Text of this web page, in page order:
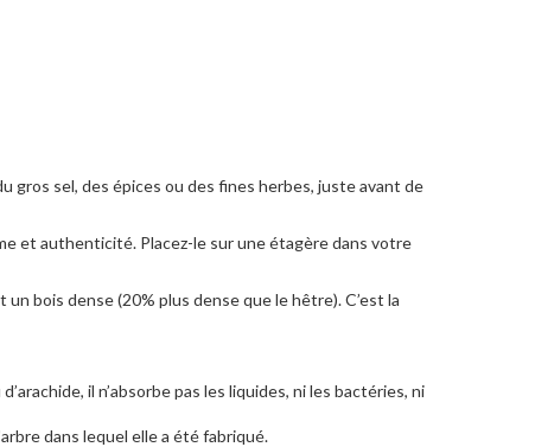
gros sel, des épices ou des fines herbes, juste avant de
et authenticité. Placez-le sur une étagère dans votre
bois dense (20% plus dense que le hêtre). C’est la
il n’absorbe pas les liquides, ni les bactéries, ni
dans lequel elle a été fabriqué.